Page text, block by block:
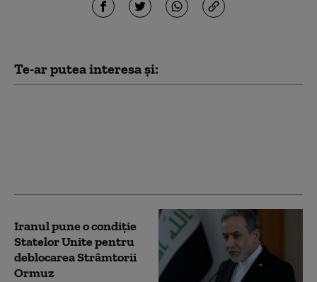
Te-ar putea interesa și:
Iranul pune o condiție
Statelor Unite pentru
deblocarea Strâmtorii
Ormuz